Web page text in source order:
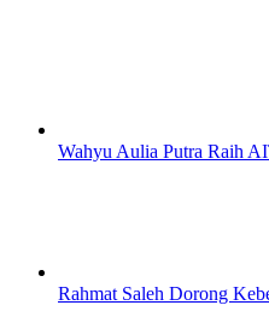
Wahyu Aulia Putra Raih
Rahmat Saleh Dorong